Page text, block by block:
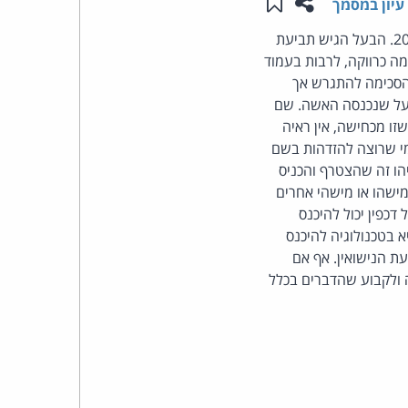
עיון במסמך
(פסק-דין, ביה"ד הרבני האזורי נתניה, הדיינים שפירא, מייזלס ובן שמעון): הצדדים נישאו בשנת 2012. הבעל הגיש תביעת
כרווקה, לרבות בעמוד
להתגרש אך
שנכנסה האשה. שם
מכחישה, אין ראיה
שרוצה להזדהות בשם
זה שהצטרף והכניס
או מישהי אחרים
יכול להיכנס
להיכנס
הנישואין. אף אם
ולקבוע שהדברים בכלל